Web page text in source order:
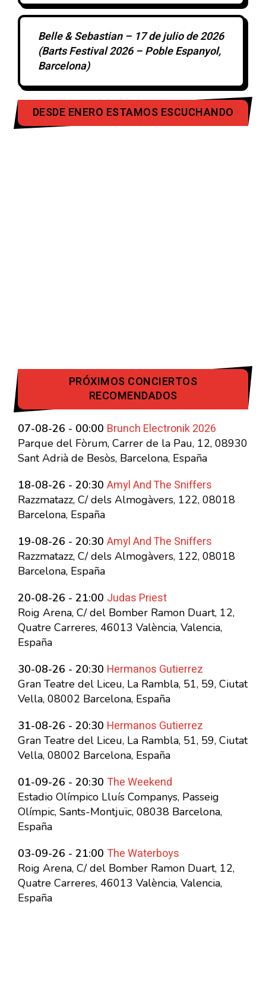
Belle & Sebastian – 17 de julio de 2026
(Barts Festival 2026 – Poble Espanyol,
Barcelona)
DESDE ENERO ESTAMOS ESCUCHANDO
PRÓXIMOS CONCIERTOS
RECOMENDADOS
07-08-26 - 00:00 Brunch Electronik 2026
Parque del Fòrum, Carrer de la Pau, 12, 08930
Sant Adrià de Besòs, Barcelona, España
18-08-26 - 20:30 Amyl And The Sniffers
Razzmatazz, C/ dels Almogàvers, 122, 08018
Barcelona, España
19-08-26 - 20:30 Amyl And The Sniffers
Razzmatazz, C/ dels Almogàvers, 122, 08018
Barcelona, España
20-08-26 - 21:00 Judas Priest
Roig Arena, C/ del Bomber Ramon Duart, 12,
Quatre Carreres, 46013 València, Valencia,
España
30-08-26 - 20:30 Hermanos Gutierrez
Gran Teatre del Liceu, La Rambla, 51, 59, Ciutat
Vella, 08002 Barcelona, España
31-08-26 - 20:30 Hermanos Gutierrez
Gran Teatre del Liceu, La Rambla, 51, 59, Ciutat
Vella, 08002 Barcelona, España
01-09-26 - 20:30 The Weekend
Estadio Olímpico Lluís Companys, Passeig
Olímpic, Sants-Montjuïc, 08038 Barcelona,
España
03-09-26 - 21:00 The Waterboys
Roig Arena, C/ del Bomber Ramon Duart, 12,
Quatre Carreres, 46013 València, Valencia,
España